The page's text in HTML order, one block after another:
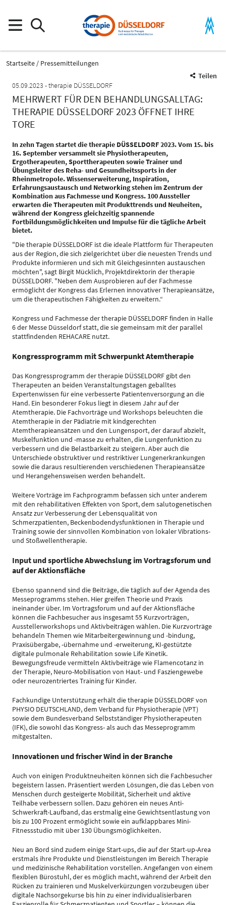
Startseite
Pressemitteilungen
Teilen
05.09.2023
therapie DÜSSELDORF
MEHRWERT FÜR DEN BEHANDLUNGSALLTAG:
THERAPIE DÜSSELDORF 2023 ÖFFNET IHRE
TORE
In zehn Tagen startet die therapie DÜSSELDORF 2023. Vom 15. bis
16. September versammelt sie Physiotherapeuten,
Ergotherapeuten, Sporttherapeuten sowie Trainer und
Übungsleiter des Reha- und Gesundheitssports in der
Rheinmetropole. Wissenserweiterung, Inspiration,
Erfahrungsaustausch und Networking stehen im Zentrum der
Kombination aus Fachmesse und Kongress. 100 Aussteller
erwarten die Therapeuten mit Produkttrends und Neuheiten,
während der Kongress gleichzeitig spannende
Fortbildungsmöglichkeiten und Impulse für die tägliche Arbeit
bietet.
"Die therapie DÜSSELDORF ist die ideale Plattform für Therapeuten
aus der Region, die sich zielgerichtet über die neuesten Trends und
Produkte informieren und sich mit Gleichgesinnten austauschen
möchten", sagt Birgit Mücklich, Projektdirektorin der therapie
DÜSSELDORF. "Neben dem Ausprobieren auf der Fachmesse
ermöglicht der Kongress das Erlernen innovativer Therapieansätze,
um die therapeutischen Fähigkeiten zu erweitern.“
Kongress und Fachmesse der therapie DÜSSELDORF finden in Halle
6 der Messe Düsseldorf statt, die sie gemeinsam mit der parallel
stattfindenden REHACARE nutzt.
Kongressprogramm mit Schwerpunkt Atemtherapie
Das Kongressprogramm der therapie DÜSSELDORF gibt den
Therapeuten an beiden Veranstaltungstagen geballtes
Expertenwissen für eine verbesserte Patientenversorgung an die
Hand. Ein besonderer Fokus liegt in diesem Jahr auf der
Atemtherapie. Die Fachvorträge und Workshops beleuchten die
Atemtherapie in der Pädiatrie mit kindgerechten
Atemtherapieansätzen und den Lungensport, der darauf abzielt,
Muskelfunktion und -masse zu erhalten, die Lungenfunktion zu
verbessern und die Belastbarkeit zu steigern. Aber auch die
Unterschiede obstruktiver und restriktiver Lungenerkrankungen
sowie die daraus resultierenden verschiedenen Therapieansätze
und Herangehensweisen werden behandelt.
Weitere Vorträge im Fachprogramm befassen sich unter anderem
mit den rehabilitativen Effekten von Sport, dem salutogenetischen
Ansatz zur Verbesserung der Lebensqualität von
Schmerzpatienten, Beckenbodendysfunktionen in Therapie und
Training sowie der sinnvollen Kombination von lokaler Vibrations-
und Stoßwellentherapie.
Input und sportliche Abwechslung im Vortragsforum und
auf der Aktionsfläche
Ebenso spannend sind die Beiträge, die täglich auf der Agenda des
Messeprogramms stehen. Hier greifen Theorie und Praxis
ineinander über. Im Vortragsforum und auf der Aktionsfläche
können die Fachbesucher aus insgesamt 55 Kurzvorträgen,
Ausstellerworkshops und Aktivbeiträgen wählen. Die Kurzvorträge
behandeln Themen wie Mitarbeitergewinnung und -bindung,
Praxisübergabe, -übernahme und -erweiterung, KI-gestützte
digitale pulmonale Rehabilitation sowie Life Kinetik.
Bewegungsfreude vermitteln Aktivbeiträge wie Flamencotanz in
der Therapie, Neuro-Mobilisation von Haut- und Fasziengewebe
oder neurozentriertes Training für Kinder.
Fachkundige Unterstützung erhält die therapie DÜSSELDORF von
PHYSIO DEUTSCHLAND, dem Verband für Physiotherapie (VPT)
sowie dem Bundesverband Selbstständiger Physiotherapeuten
(IFK), die sowohl das Kongress- als auch das Messeprogramm
mitgestalten.
Innovationen und frischer Wind in der Branche
Auch von einigen Produktneuheiten können sich die Fachbesucher
begeistern lassen. Präsentiert werden Lösungen, die das Leben von
Menschen durch gesteigerte Mobilität, Sicherheit und aktive
Teilhabe verbessern sollen. Dazu gehören ein neues Anti-
Schwerkraft-Laufband, das erstmalig eine Gewichtsentlastung von
bis zu 100 Prozent ermöglicht sowie ein aufklappbares Mini-
Fitnessstudio mit über 130 Übungsmöglichkeiten.
Neu an Bord sind zudem einige Start-ups, die auf der Start-up-Area
erstmals ihre Produkte und Dienstleistungen im Bereich Therapie
und medizinische Rehabilitation vorstellen. Angefangen von einem
flexiblen Bürostuhl, der es möglich macht, während der Arbeit den
Rücken zu trainieren und Muskelverkürzungen vorzubeugen über
digitale Nachsorgekurse bis hin zu einer individualisierbaren